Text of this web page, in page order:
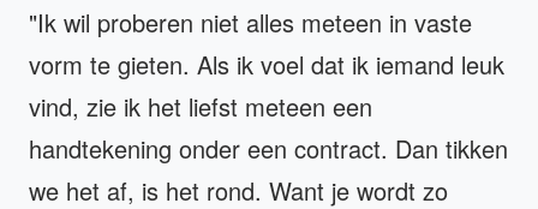
"Ik wil proberen niet alles meteen in vaste
vorm te gieten. Als ik voel dat ik iemand leuk
vind, zie ik het liefst meteen een
handtekening onder een contract. Dan tikken
we het af, is het rond. Want je wordt zo